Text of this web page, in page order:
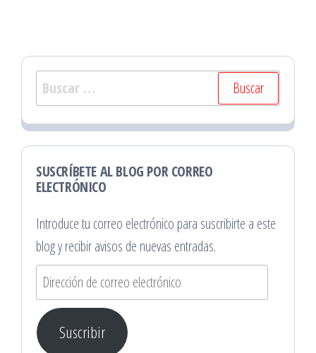
Buscar:
SUSCRÍBETE AL BLOG POR CORREO
ELECTRÓNICO
Introduce tu correo electrónico para suscribirte a este
blog y recibir avisos de nuevas entradas.
Dirección
de
correo
electrónico
Suscribir